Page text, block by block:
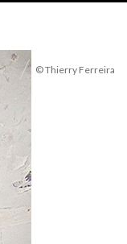
© Thierry Ferreira